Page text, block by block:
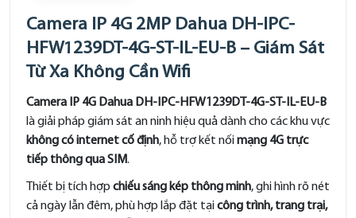
Camera IP 4G 2MP Dahua DH-IPC-
HFW1239DT-4G-ST-IL-EU-B – Giám Sát
Từ Xa Không Cần Wifi
Camera IP 4G Dahua DH-IPC-HFW1239DT-4G-ST-IL-EU-B
là giải pháp giám sát an ninh hiệu quả dành cho các khu vực
không có internet cố định, hỗ trợ kết nốimạng 4G trực
tiếp thông qua SIM.
Thiết bị tích hợp chiếu sáng kép thông minh, ghi hình rõ nét
cả ngày lẫn đêm, phù hợp lắp đặt tạicông trình, trang trại,